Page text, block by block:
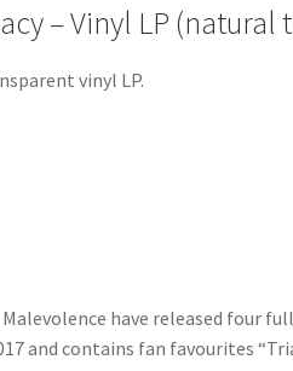
– Vinyl LP
vinyl LP.
Malevolence have released four
and contains fan favourites